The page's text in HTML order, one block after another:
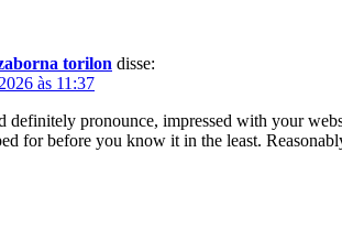
torilon disse:
às 11:37
definitely pronounce, impressed with your
for before you know it in the least.